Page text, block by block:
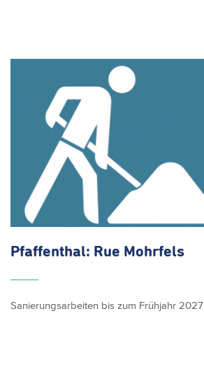
Pfaffenthal: Rue Mohrfels
Sanierungsarbeiten bis zum Frühjahr 2027